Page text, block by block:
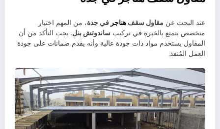
عند البحث عن مقاول سقف هناجر في جدة، من المهم اختيار
متخصص يتمتع بالخبرة في تركيب ساندوتش بنل. يجب التأكد من أن
المقاول يستخدم مواد ذات جودة عالية وأنه يقدم ضمانات على جودة
العمل المُنفذ.